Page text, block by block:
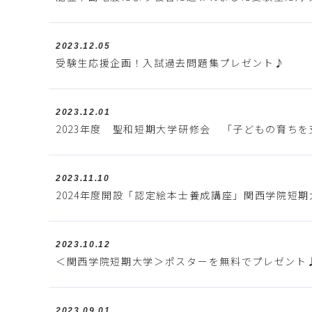
2023.12.05
受験生応援企画！入試過去問題集プレゼント♪
2023.12.01
2023年度 聖和短期大学研修会 「子どもの育ちを
2023.11.10
2024年度開設「認定絵本士養成講座」関西学院短期
2023.10.12
＜関西学院短期大学＞ポスターを無料でプレゼント